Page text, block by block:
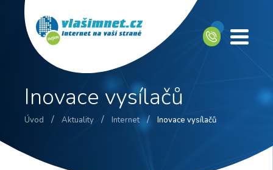
Inovace vysílačů
Úvod / Aktuality / Internet / Inovace vysílačů